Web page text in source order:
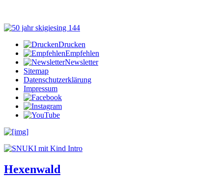
Drucken
Empfehlen
Newsletter
Sitemap
Datenschutzerklärung
Impressum
Hexenwald